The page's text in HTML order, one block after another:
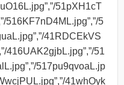
51pXH1cT
516KF7nD4ML.jpg”,”/5
41RDCEkVS
416UAK2gjbL.jpg”,”/51
517pu9qvoaL.jp
41whOyk